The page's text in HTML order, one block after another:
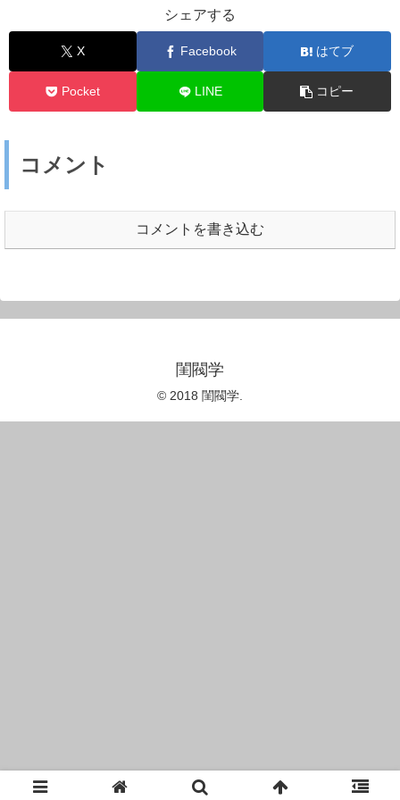
シェアする
X Facebook はてブ
Pocket LINE コピー
コメント
コメントを書き込む
閨閥学
© 2018 閨閥学.